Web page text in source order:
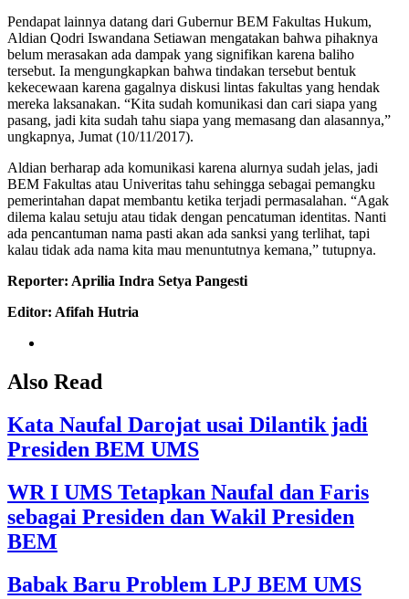
Pendapat lainnya datang dari Gubernur BEM Fakultas Hukum,
Aldian Qodri Iswandana Setiawan mengatakan bahwa pihaknya
belum merasakan ada dampak yang signifikan karena baliho
tersebut. Ia mengungkapkan bahwa tindakan tersebut bentuk
kekecewaan karena gagalnya diskusi lintas fakultas yang hendak
mereka laksanakan. “Kita sudah komunikasi dan cari siapa yang
pasang, jadi kita sudah tahu siapa yang memasang dan alasannya,”
ungkapnya, Jumat (10/11/2017).
Aldian berharap ada komunikasi karena alurnya sudah jelas, jadi
BEM Fakultas atau Univeritas tahu sehingga sebagai pemangku
pemerintahan dapat membantu ketika terjadi permasalahan. “Agak
dilema kalau setuju atau tidak dengan pencatuman identitas. Nanti
ada pencantuman nama pasti akan ada sanksi yang terlihat, tapi
kalau tidak ada nama kita mau menuntutnya kemana,” tutupnya.
Reporter: Aprilia Indra Setya Pangesti
Editor: Afifah Hutria
Also Read
Kata Naufal Darojat usai Dilantik jadi
Presiden BEM UMS
WR I UMS Tetapkan Naufal dan Faris
sebagai Presiden dan Wakil Presiden
BEM
Babak Baru Problem LPJ BEM UMS